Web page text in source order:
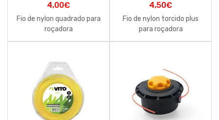
4,00€
Fio de nylon quadrado para
roçadora
4,50€
Fio de nylon torcido plus
para roçadora